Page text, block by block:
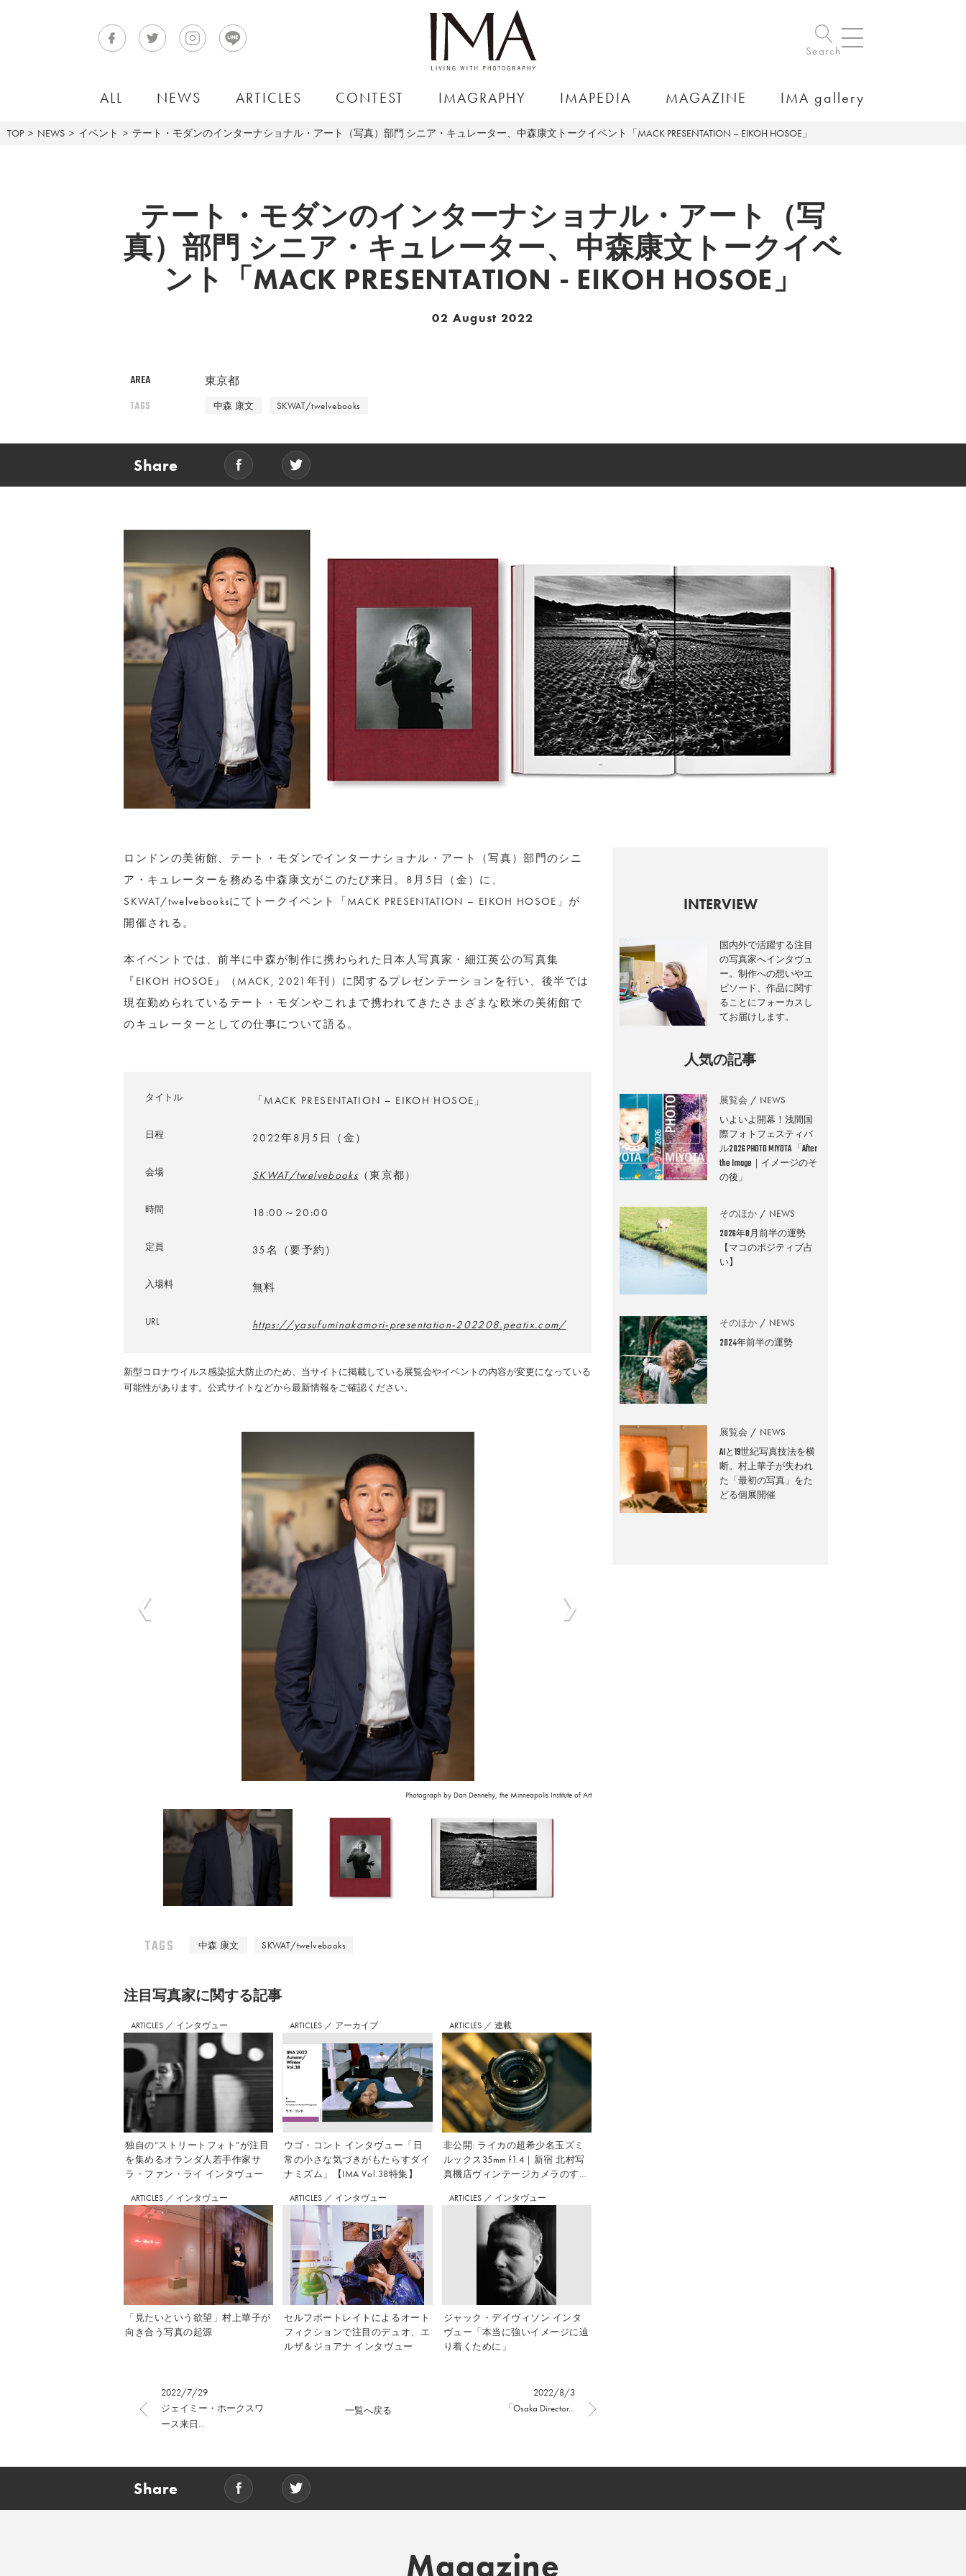
Search
ALL NEWS ARTICLES CONTEST IMAGRAPHY IMAPEDIA MAGAZINE IMA gallery
TOP NEWS イベント テート・モダンのインターナショナル・アート（写真）部門 シニア・キュレーター、中森康文トークイベント「MACK PRESENTATION – EIKOH HOSOE」
テート・モダンのインターナショナル・アート（写
真）部門 シニア・キュレーター、中森康文トークイベ
ント「MACK PRESENTATION - EIKOH HOSOE」
02 August 2022
AREA 東京都
TAGS 中森 康文 SKWAT/twelvebooks
Share
ロンドンの美術館、テート・モダンでインターナショナル・アート（写真）部門のシニ
ア・キュレーターを務める中森康文がこのたび来日。8月5日（金）に、
SKWAT/twelvebooksにてトークイベント「MACK PRESENTATION – EIKOH HOSOE」が
開催される。
本イベントでは、前半に中森が制作に携わられた日本人写真家・細江英公の写真集
『EIKOH HOSOE』（MACK, 2021年刊）に関するプレゼンテーションを行い、後半では
現在勤められているテート・モダンやこれまで携われてきたさまざまな欧米の美術館で
のキュレーターとしての仕事について語る。
タイトル 「MACK PRESENTATION – EIKOH HOSOE」
日程 2022年8月5日（金）
会場 SKWAT/twelvebooks（東京都）
時間 18:00～20:00
定員 35名（要予約）
入場料 無料
URL https://yasufuminakamori-presentation-202208.peatix.com/
新型コロナウイルス感染拡大防止のため、当サイトに掲載している展覧会やイベントの内容が変更になっている
可能性があります。公式サイトなどから最新情報をご確認ください。
Photograph by Dan Dennehy, the Minneapolis Institute of Art
TAGS 中森 康文 SKWAT/twelvebooks
注⽬写真家に関する記事
ARTICLES ／ インタヴュー
独自の“ストリートフォト”が注目
を集めるオランダ人若手作家サ
ラ・ファン・ライ インタヴュー
ARTICLES ／ アーカイブ
ウゴ・コント インタヴュー「日
常の小さな気づきがもたらすダイ
ナミズム」【IMA Vol.38特集】
ARTICLES ／ 連載
非公開: ライカの超希少名玉ズミ
ルックス35mm f1.4｜新宿 北村写
真機店ヴィンテージカメラのすす
ARTICLES ／ インタヴュー
「見たいという欲望」村上華子が
向き合う写真の起源
ARTICLES ／ インタヴュー
セルフポートレイトによるオート
フィクションで注目のデュオ、エ
ルザ＆ジョアナ インタヴュー
ARTICLES ／ インタヴュー
ジャック・デイヴィソン インタ
ヴュー「本当に強いイメージに辿
り着くために」
2022/7/29
ジェイミー・ホークスワ
ース来日...
2022/8/3
「Osaka Director...
一覧へ戻る
INTERVIEW
国内外で活躍する注目
の写真家へインタヴュ
ー。制作への想いやエ
ピソード、作品に関す
ることにフォーカスし
てお届けします。
人気の記事
展覧会 NEWS
いよいよ開幕！浅間国
際フォトフェスティバ
ル2026 PHOTO MIYOTA 「After
the Image｜イメージのそ
の後」
そのほか NEWS
2026年8月前半の運勢
【マコのポジティブ占
い】
そのほか NEWS
2024年前半の運勢
展覧会 NEWS
AIと19世紀写真技法を横
断。村上華子が失われ
た「最初の写真」をた
どる個展開催
Share
Magazine